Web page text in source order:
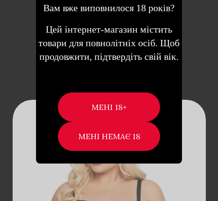
1,900₴
ДОДАТИ В КОШИК
Вам вже виповнилося 18 років?
Цей інтернет-магазин містить
товари для повнолітніх осіб. Щоб
продовжити, підтвердіть свій вік.